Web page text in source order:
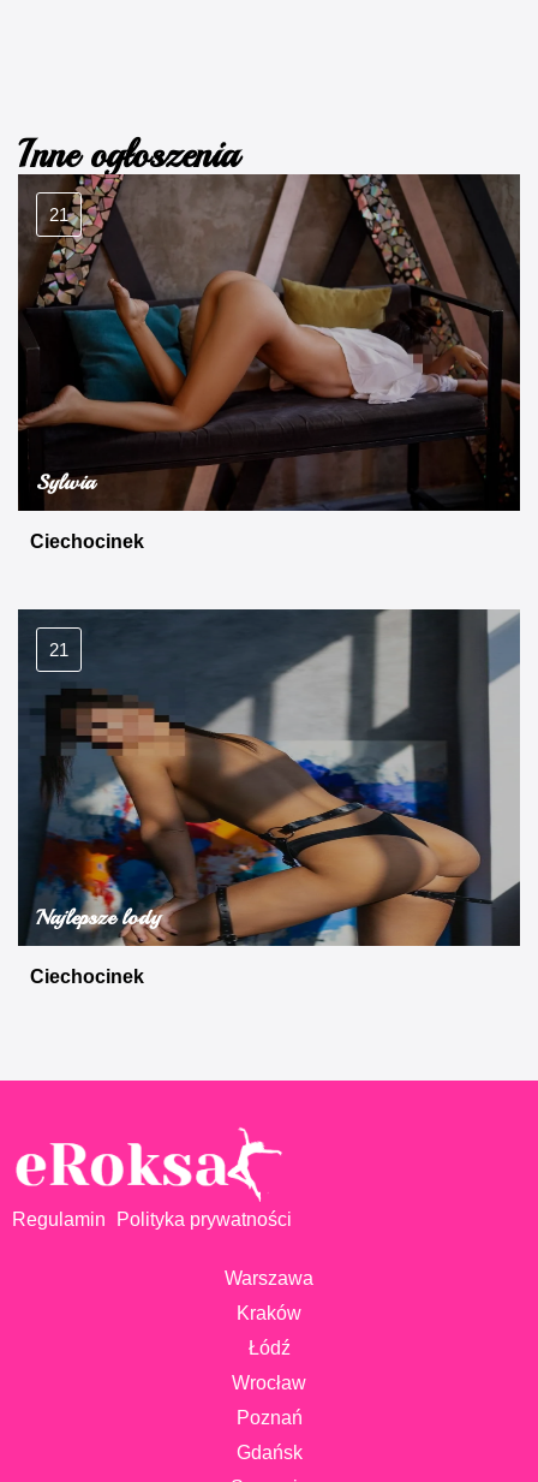
Inne ogłoszenia
21
Sylwia
Ciechocinek
21
Najlepsze lody
Ciechocinek
Regulamin Polityka prywatności
Warszawa
Kraków
Łódź
Wrocław
Poznań
Gdańsk